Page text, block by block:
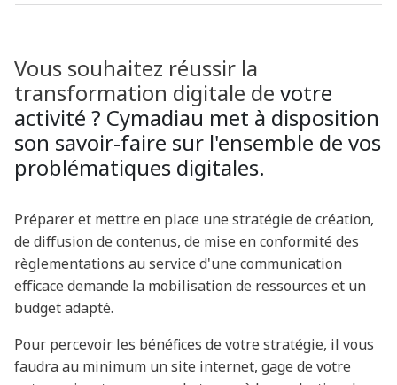
Vous souhaitez réussir la
transformation digitale de votre
activité ? Cymadiau met à disposition
son savoir-faire sur l'ensemble de vos
problématiques digitales.
Préparer et mettre en place une stratégie de création,
de diffusion de contenus, de mise en conformité des
règlementations au service d'une communication
efficace demande la mobilisation de ressources et un
budget adapté.
Pour percevoir les bénéfices de votre stratégie, il vous
faudra au minimum un site internet, gage de votre